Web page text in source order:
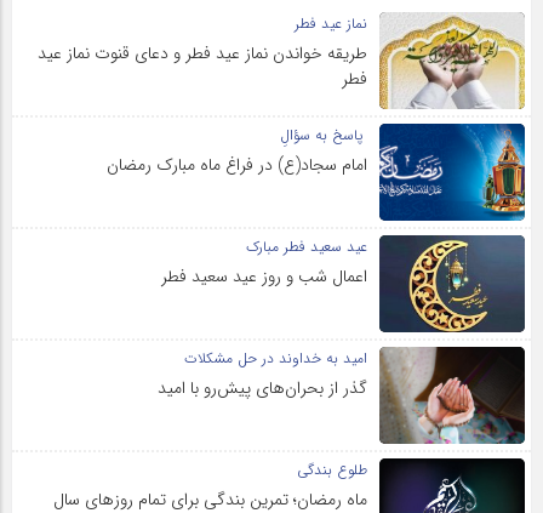
نماز عید فطر
طریقه خواندن نماز عید فطر و دعای قنوت نماز عید
فطر
پاسخ به سؤالِ
امام سجاد(ع) در فراغ ماه مبارک رمضان
عید سعید فطر مبارک
اعمال شب و روز عید سعید فطر
امید به خداوند در حل مشکلات
گذر از بحران‌های پیش‌رو با امید
طلوع بندگی
ماه رمضان؛ تمرین بندگی برای تمام روزهای سال